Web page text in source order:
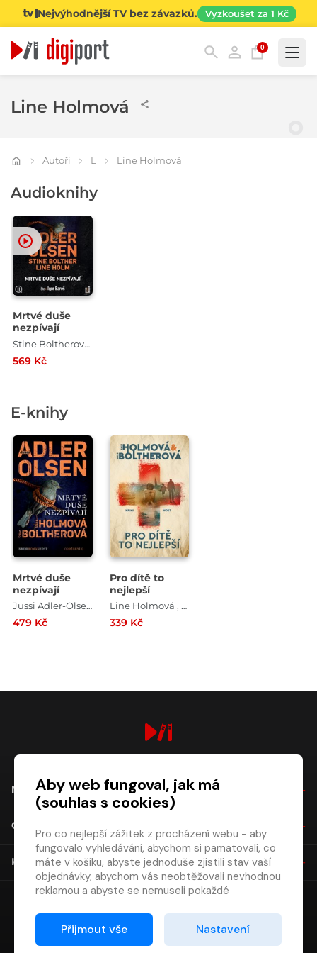
Nejvýhodnější TV bez závazků. Vyzkoušet za 1 Kč
0
Line Holmová
Autoři L Line Holmová
Audioknihy
Mrtvé duše
nezpívají
Stine Boltherová , Line Holmová , Jussi Adler-Olsen
569 Kč
E-knihy
Mrtvé duše
nezpívají
Jussi Adler-Olsen , Line Holmová , Stine Boltherová
479 Kč
Pro dítě to
nejlepší
Line Holmová , Stine Boltherová
339 Kč
NÁKUP
O SPOLEČNOSTI
KONTAKT
Aby web fungoval, jak má
(souhlas s cookies)
Pro co nejlepší zážitek z procházení webu - aby
fungovalo vyhledávání, abychom si pamatovali, co
máte v košíku, abyste jednoduše zjistili stav vaší
objednávky, abychom vás neobtěžovali nevhodnou
reklamou a abyste se nemuseli pokaždé
Proto od vás potřebujeme souhlas se
zpracováním souborů cookies
Přijmout vše Nastavení